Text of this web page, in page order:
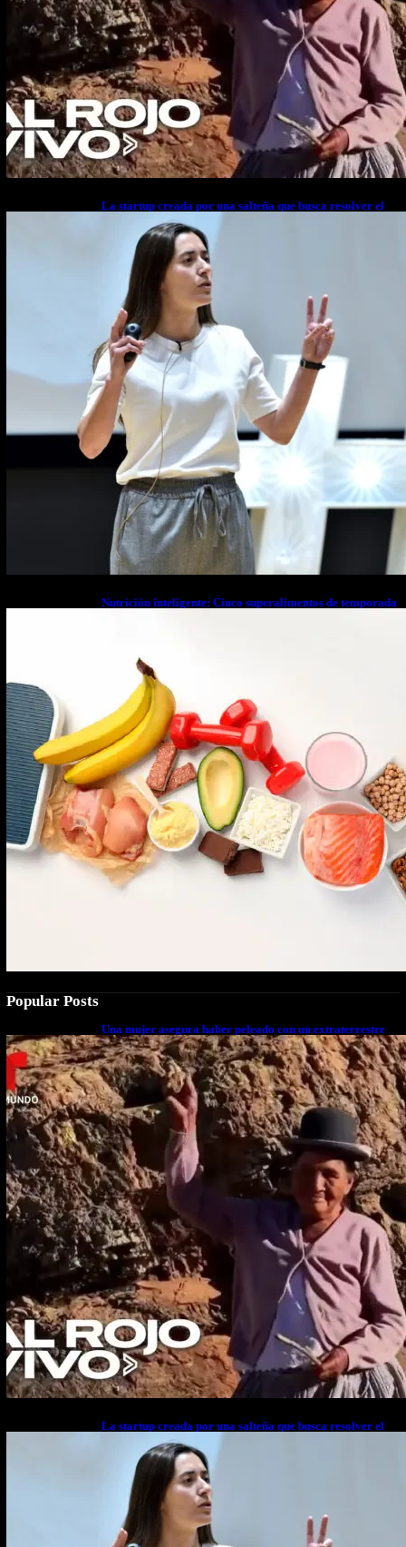
La startup creada por una salteña que busca resolver el
estrés financiero en Latinoamérica
Nutrición inteligente: Cinco superalimentos de temporada
Popular Posts
Una mujer asegura haber peleado con un extraterrestre
cuerpo a cuerpo
La startup creada por una salteña que busca resolver el
estrés financiero en Latinoamérica